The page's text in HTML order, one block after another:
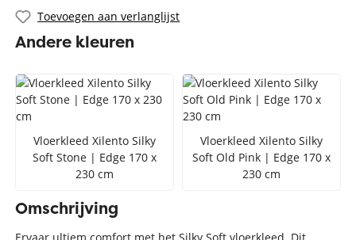
Toevoegen aan verlanglijst
Andere kleuren
Vloerkleed Xilento Silky
Soft Stone | Edge 170 x
230 cm
Vloerkleed Xilento Silky
Soft Old Pink | Edge 170 x
230 cm
Omschrijving
Ervaar ultiem comfort met het Silky Soft vloerkleed. Dit